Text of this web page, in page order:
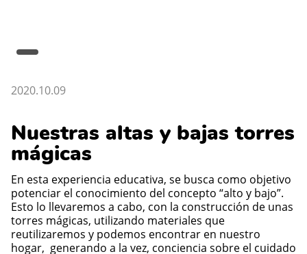
2020.10.09
Nuestras altas y bajas torres
mágicas
En esta experiencia educativa, se busca como objetivo
potenciar el conocimiento del concepto “alto y bajo”.
Esto lo llevaremos a cabo, con la construcción de unas
torres mágicas, utilizando materiales que
reutilizaremos y podemos encontrar en nuestro
hogar, generando a la vez, conciencia sobre el cuidado